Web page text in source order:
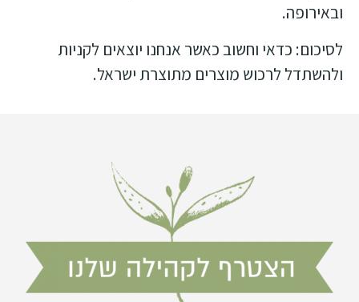
ובאירופה.
לסיכום: כדאי וחשוב כאשר אנחנו יוצאים לקניות
ולהשתדל לרכוש מוצרים מתוצרת ישראל.